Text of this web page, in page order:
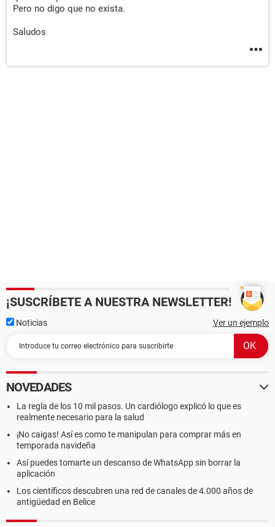
Pero no digo que no exista.
Saludos
¡SUSCRÍBETE A NUESTRA NEWSLETTER!
Noticias Ver un ejemplo
NOVEDADES
La regla de los 10 mil pasos. Un cardiólogo explicó lo que es
realmente necesario para la salud
¡No caigas! Así es como te manipulan para comprar más en
temporada navideña
Así puedes tomarte un descanso de WhatsApp sin borrar la
aplicación
Los científicos descubren una red de canales de 4.000 años de
antigüedad en Belice